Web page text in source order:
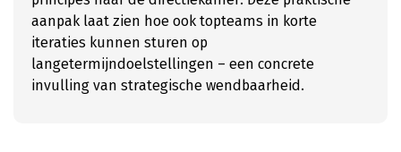
aanpak laat zien hoe ook topteams in korte
iteraties kunnen sturen op
langetermijndoelstellingen – een concrete
invulling van strategische wendbaarheid.